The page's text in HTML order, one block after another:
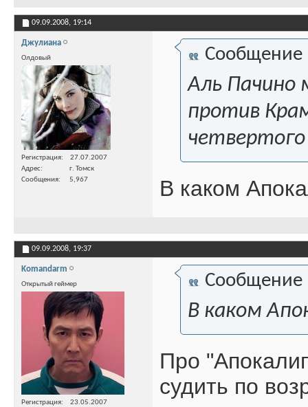
09.09.2008, 19:14
Джулиана
Олдовый
Регистрация
27.07.2007
Адрес
г. Томск
Сообщения
5,967
Сообщение
Аль Пачино
против
В каком
09.09.2008, 19:37
Komandarm
Открытый геймер
Регистрация
23.05.2007
Сообщение
В каком
Про
судить по